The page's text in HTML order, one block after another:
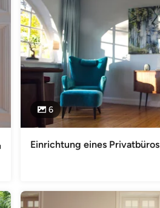
6
Einrichtung eines Privatbüros